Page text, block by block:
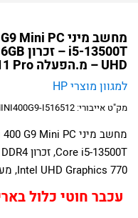
UHD – מ.הפעלה Windows 11 Pro
למגוון מוצרי HP
מק"ט אייבורי: I516512
Intel UHD Graphics 770, מערכת הפעלה Windows 11 Pro
עכבר חוטי כלול